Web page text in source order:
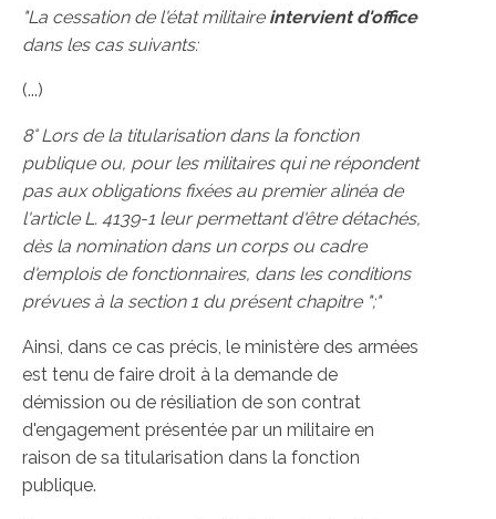
"La cessation de l'état militaire intervient d'office
dans les cas suivants:
(...)
8° Lors de la titularisation dans la fonction
publique ou, pour les militaires qui ne répondent
pas aux obligations fixées au premier alinéa de
l'article L. 4139-1 leur permettant d'être détachés,
dès la nomination dans un corps ou cadre
d'emplois de fonctionnaires, dans les conditions
prévues à la section 1 du présent chapitre ";"
Ainsi, dans ce cas précis, le ministère des armées
est tenu de faire droit à la demande de
démission ou de résiliation de son contrat
d'engagement présentée par un militaire en
raison de sa titularisation dans la fonction
publique.